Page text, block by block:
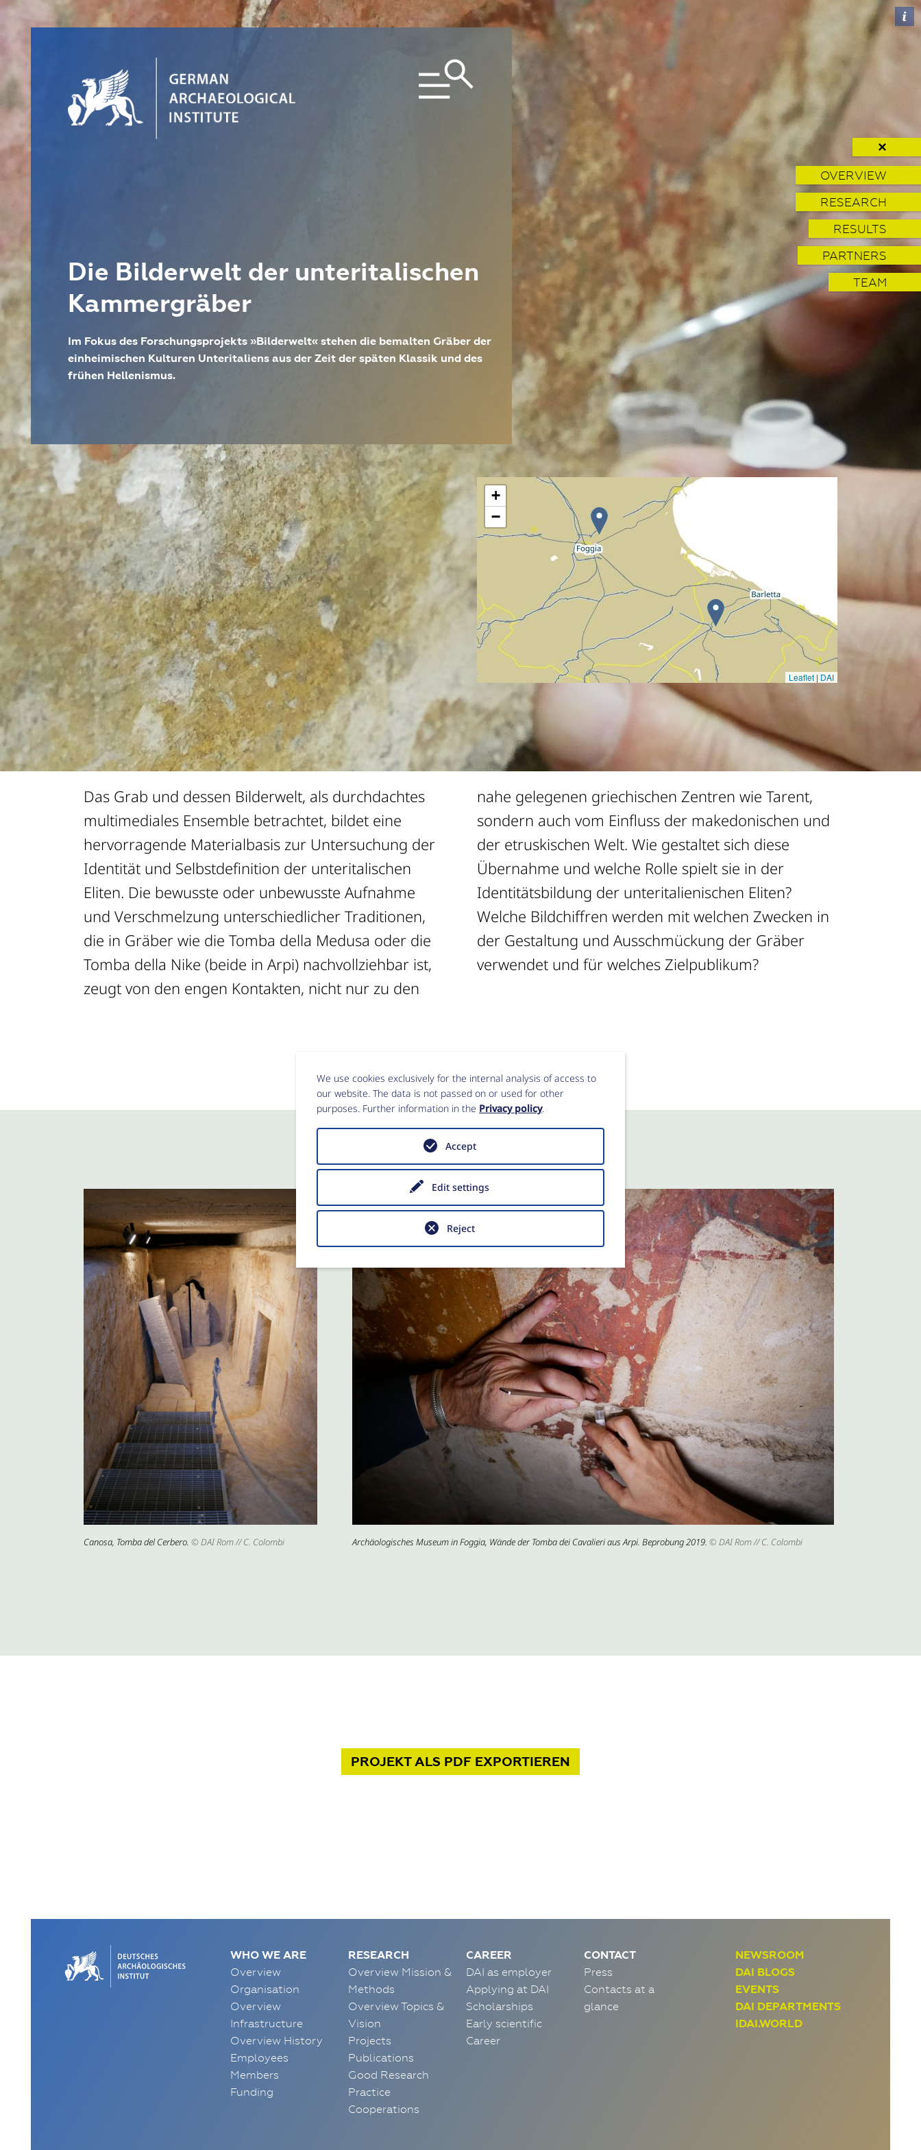
Die Bilderwelt der unteritalischen
Kammergräber
Im Fokus des Forschungsprojekts »Bilderwelt« stehen die bemalten Gräber der
einheimischen Kulturen Unteritaliens aus der Zeit der späten Klassik und des
frühen Hellenismus.
✕
OVERVIEW
RESEARCH
RESULTS
PARTNERS
TEAM
DAI StandortAbteilung Rom
ProjektartEinzelprojekt
Laufzeit seit 01.2018
Disziplinen
Klassische Archäologie, Italische Archäologie
METADATEN
OVERVIEW
Das Grab und dessen Bilderwelt, als durchdachtes
multimediales Ensemble betrachtet, bildet eine
hervorragende Materialbasis zur Untersuchung der
Identität und Selbstdefinition der unteritalischen
Eliten. Die bewusste oder unbewusste Aufnahme
und Verschmelzung unterschiedlicher Traditionen,
die in Gräber wie die Tomba della Medusa oder die
Tomba della Nike (beide in Arpi) nachvollziehbar ist,
zeugt von den engen Kontakten, nicht nur zu den
nahe gelegenen griechischen Zentren wie Tarent,
sondern auch vom Einfluss der makedonischen und
der etruskischen Welt. Wie gestaltet sich diese
Übernahme und welche Rolle spielt sie in der
Identitätsbildung der unteritalienischen Eliten?
Welche Bildchiffren werden mit welchen Zwecken in
der Gestaltung und Ausschmückung der Gräber
verwendet und für welches Zielpublikum?
Canosa, Tomba del Cerbero. © DAI Rom // C. Colombi Archäologisches Museum in Foggia, Wände der Tomba dei Cavalieri aus Arpi. Beprobung 2019. © DAI Rom // C. Colombi
PROJEKTALS PDF EXPORTIEREN
NEWSROOM
DAI BLOGS
EVENTS
DAI DEPARTMENTS
IDAI.WORLD
WHO WE ARE
Overview
Organisation
Overview
Infrastructure
Overview History
Employees
Members
Funding
RESEARCH
Overview Mission &
Methods
Overview Topics &
Vision
Projects
Publications
Good Research
Practice
Cooperations
CAREER
DAI as employer
Applying at DAI
Scholarships
Early scientific
Career
CONTACT
Press
Contacts at a
glance
We use cookies exclusively for the internal analysis of access to
our website. The data is not passed on or used for other
purposes. Further information in the Privacy policy.
Edit settings
Reject
Accept